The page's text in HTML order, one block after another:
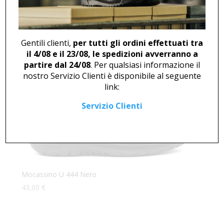
Mocassino U 444 Bianco
43,00€
Mocassino U 444 Nero
43,00 €
Gentili clienti, per tutti gli ordini effettuati tra
il 4/08 e il 23/08, le spedizioni avverranno a
partire dal 24/08. Per qualsiasi informazione il
nostro Servizio Clienti è disponibile al seguente
link:
Servizio Clienti